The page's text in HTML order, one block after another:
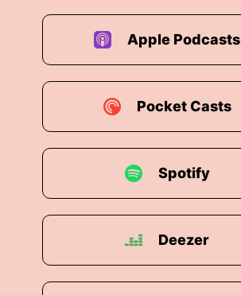
Apple Podcasts
Pocket Casts
Spotify
Deezer